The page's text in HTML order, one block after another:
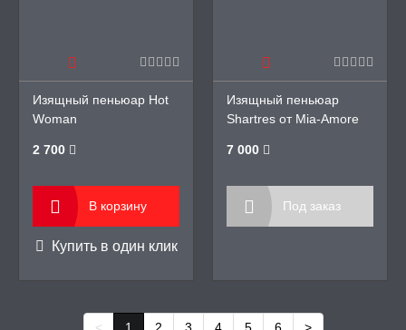
Изящный пеньюар Hot
Woman
2 700
В корзину
Купить в один клик
Изящный пеньюар
Shartres от Mia-Amore
7 000
Под заказ